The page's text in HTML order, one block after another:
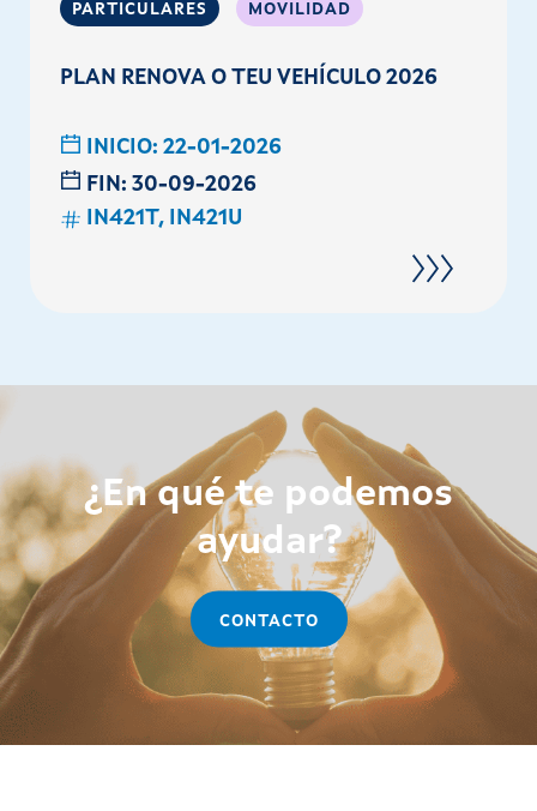
PARTICULARES MOVILIDAD
PLAN RENOVA O TEU VEHÍCULO 2026
INICIO: 22-01-2026
FIN: 30-09-2026
IN421T, IN421U
¿En qué te podemos
ayudar?
CONTACTO